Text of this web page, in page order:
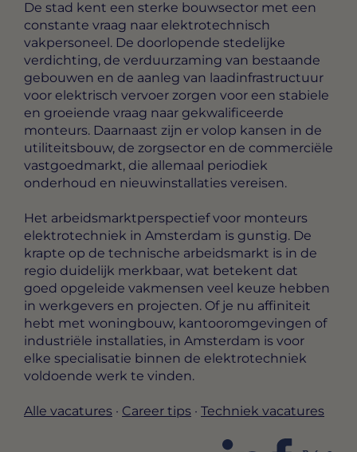
De stad kent een sterke bouwsector met een
constante vraag naar elektrotechnisch
vakpersoneel. De doorlopende stedelijke
verdichting, de verduurzaming van bestaande
gebouwen en de aanleg van laadinfrastructuur
voor elektrisch vervoer zorgen voor een stabiele
en groeiende vraag naar gekwalificeerde
monteurs. Daarnaast zijn er volop kansen in de
utiliteitsbouw, de zorgsector en de commerciële
vastgoedmarkt, die allemaal periodiek
onderhoud en nieuwinstallaties vereisen.
Het arbeidsmarktperspectief voor monteurs
elektrotechniek in Amsterdam is gunstig. De
krapte op de technische arbeidsmarkt is in de
regio duidelijk merkbaar, wat betekent dat
goed opgeleide vakmensen veel keuze hebben
in werkgevers en projecten. Of je nu affiniteit
hebt met woningbouw, kantooromgevingen of
industriële installaties, in Amsterdam is voor
elke specialisatie binnen de elektrotechniek
voldoende werk te vinden.
Alle vacatures · Career tips · Techniek vacatures